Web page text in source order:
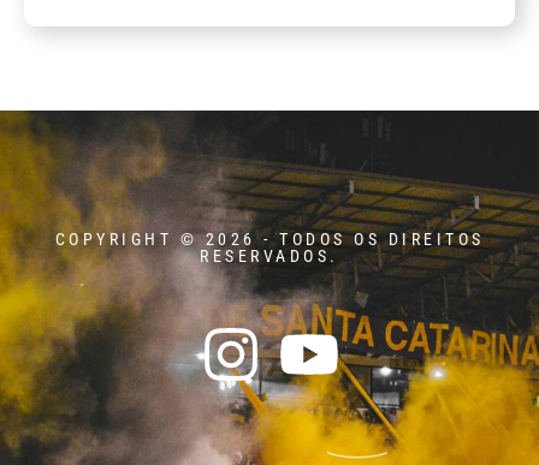
COPYRIGHT © 2026 - TODOS OS DIREITOS
RESERVADOS.